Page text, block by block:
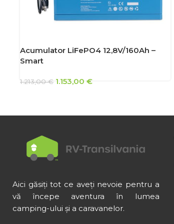
Acumulator LiFePO4 12,8V/160Ah –
Smart
1.213,00€ 1.153,00 €
Aici găsiți tot ce aveți nevoie pentru a
vă începe aventura în lumea
camping-ului și a caravanelor.